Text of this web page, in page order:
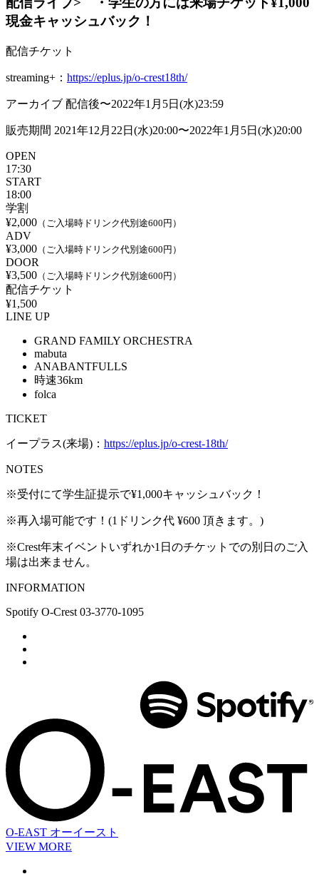
現金キャッシュバック！
配信チケット
streaming+： https://eplus.jp/o-crest18th/
アーカイブ 配信後〜2022年1月5日(水)23:59
販売期間 2021年12月22日(水)20:00〜2022年1月5日(水)20:00
OPEN
17:30
START
18:00
学割
¥2,000 （ご入場時ドリンク代別途600円）
ADV
¥3,000 （ご入場時ドリンク代別途600円）
DOOR
¥3,500 （ご入場時ドリンク代別途600円）
配信チケット
¥1,500
LINE UP
GRAND FAMILY ORCHESTRA
mabuta
ANABANTFULLS
時速36km
folca
TICKET
イープラス(来場)： https://eplus.jp/o-crest-18th/
NOTES
※受付にて学生証提示で¥1,000キャッシュバック！
※再入場可能です！(1ドリンク代 ¥600 頂きます。)
※Crest年末イベントいずれか1日のチケットでの別日のご入
場は出来ません。
INFORMATION
Spotify O-Crest 03-3770-1095
O-EAST オーイースト
VIEW MORE